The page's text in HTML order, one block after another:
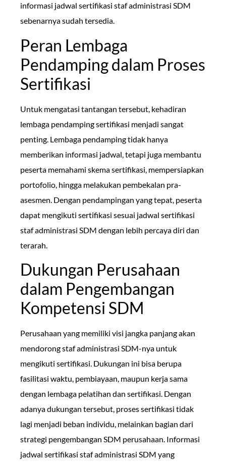
informasi jadwal sertifikasi staf administrasi SDM
sebenarnya sudah tersedia.
Peran Lembaga
Pendamping dalam Proses
Sertifikasi
Untuk mengatasi tantangan tersebut, kehadiran
lembaga pendamping sertifikasi menjadi sangat
penting. Lembaga pendamping tidak hanya
memberikan informasi jadwal, tetapi juga membantu
peserta memahami skema sertifikasi, mempersiapkan
portofolio, hingga melakukan pembekalan pra-
asesmen. Dengan pendampingan yang tepat, peserta
dapat mengikuti sertifikasi sesuai jadwal sertifikasi
staf administrasi SDM dengan lebih percaya diri dan
terarah.
Dukungan Perusahaan
dalam Pengembangan
Kompetensi SDM
Perusahaan yang memiliki visi jangka panjang akan
mendorong staf administrasi SDM-nya untuk
mengikuti sertifikasi. Dukungan ini bisa berupa
fasilitasi waktu, pembiayaan, maupun kerja sama
dengan lembaga pelatihan dan sertifikasi. Dengan
adanya dukungan tersebut, proses sertifikasi tidak
lagi menjadi beban individu, melainkan bagian dari
strategi pengembangan SDM perusahaan. Informasi
jadwal sertifikasi staf administrasi SDM yang